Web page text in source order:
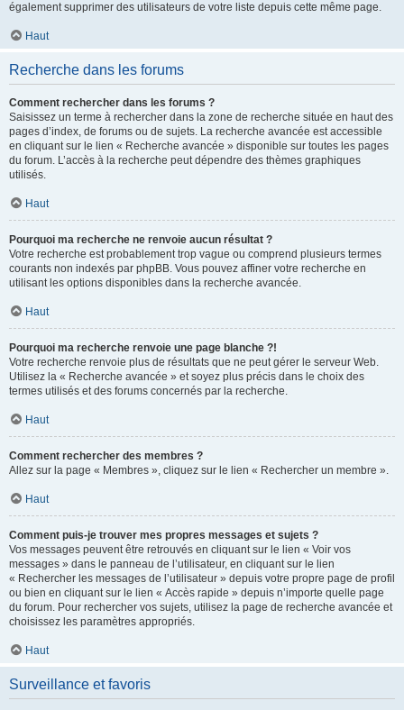
également supprimer des utilisateurs de votre liste depuis cette même page.
Haut
Recherche dans les forums
Comment rechercher dans les forums ?
Saisissez un terme à rechercher dans la zone de recherche située en haut des
pages d’index, de forums ou de sujets. La recherche avancée est accessible
en cliquant sur le lien « Recherche avancée » disponible sur toutes les pages
du forum. L’accès à la recherche peut dépendre des thèmes graphiques
utilisés.
Haut
Pourquoi ma recherche ne renvoie aucun résultat ?
Votre recherche est probablement trop vague ou comprend plusieurs termes
courants non indexés par phpBB. Vous pouvez affiner votre recherche en
utilisant les options disponibles dans la recherche avancée.
Haut
Pourquoi ma recherche renvoie une page blanche ?!
Votre recherche renvoie plus de résultats que ne peut gérer le serveur Web.
Utilisez la « Recherche avancée » et soyez plus précis dans le choix des
termes utilisés et des forums concernés par la recherche.
Haut
Comment rechercher des membres ?
Allez sur la page « Membres », cliquez sur le lien « Rechercher un membre ».
Haut
Comment puis-je trouver mes propres messages et sujets ?
Vos messages peuvent être retrouvés en cliquant sur le lien « Voir vos
messages » dans le panneau de l’utilisateur, en cliquant sur le lien
« Rechercher les messages de l’utilisateur » depuis votre propre page de profil
ou bien en cliquant sur le lien « Accès rapide » depuis n’importe quelle page
du forum. Pour rechercher vos sujets, utilisez la page de recherche avancée et
choisissez les paramètres appropriés.
Haut
Surveillance et favoris